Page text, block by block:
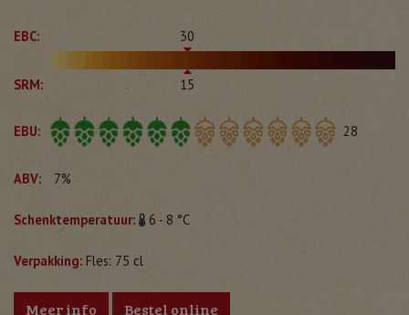
EBC: 30
SRM: 15
EBU: 28
ABV: 7%
Schenktemperatuur: 6 - 8 °C
Verpakking: Fles: 75 cl
Meer info Bestel online